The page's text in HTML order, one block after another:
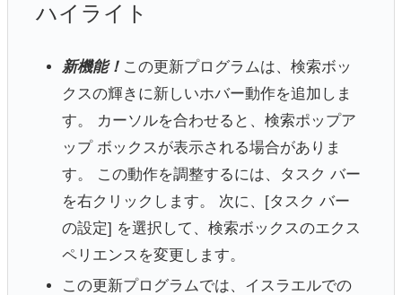
ハイライト
新機能！ この更新プログラムは、検索ボッ
クスの輝きに新しいホバー動作を追加しま
す。 カーソルを合わせると、検索ポップア
ップ ボックスが表示される場合がありま
す。 この動作を調整するには、タスク バー
を右クリックします。 次に、[タスク バー
の設定] を選択して、検索ボックスのエクス
ペリエンスを変更します。
この更新プログラムでは、イスラエルでの